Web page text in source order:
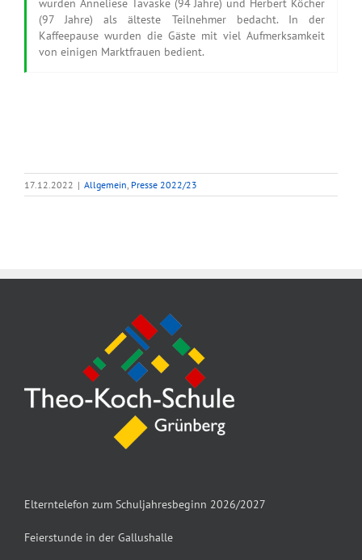
wurden Anneliese Tavaske (94 Jahre) und Herbert Köcher
(97 Jahre) als älteste Teilnehmer bedacht. In der
Kaffeepause wurden die Gäste mit viel Aufmerksamkeit
von einigen Marktfrauen bedient.
17.12.2022 | Allgemein, Presse 2022/23
Elterntelefon zum Schuljahresbeginn 2026/2027
Feierstunde in der Gallushalle